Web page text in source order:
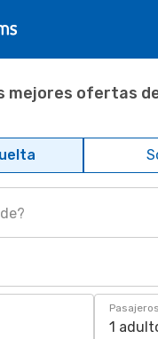
mejores ofertas
Pasajeros
1